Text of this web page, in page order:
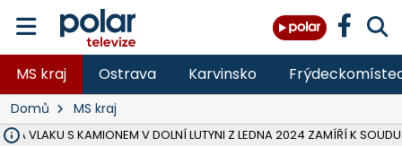
MS kraj Ostrava Karvinsko
Domů MS kraj
VLAKU S KAMIONEM V DOLNÍ LUTYNI Z LEDNA 2024 ZAMÍŘÍ K SOUDU